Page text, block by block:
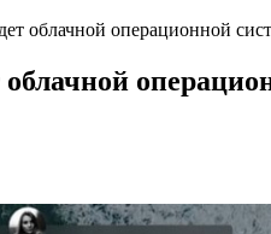
облачной операционной